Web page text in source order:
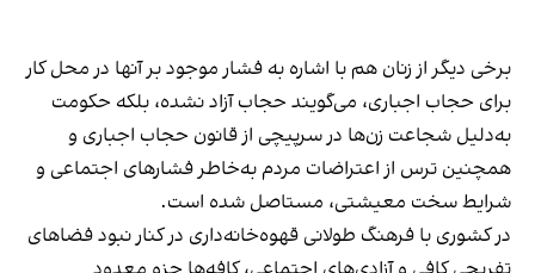
برخی دیگر از زنان هم با اشاره به فشار موجود بر آنها در محل کار
برای حجاب اجباری، می‌گویند حجاب آزاد نشده، بلکه حکومت
به‌دلیل شجاعت زن‌ها در سرپیچی از قانون حجاب اجباری و
همچنین ترس از اعتراضات مردم به‌خاطر فشارهای اجتماعی و
شرایط سخت معیشتی، مستاصل شده است.
در کشوری با فرهنگ طولانی قهوه‌‌خانه‌داری در کنار نبود فضاهای